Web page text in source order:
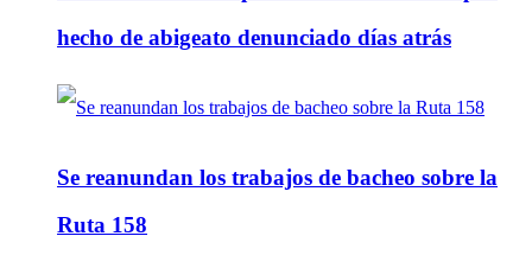
hecho de abigeato denunciado días atrás
Se reanundan los trabajos de bacheo sobre la
Ruta 158